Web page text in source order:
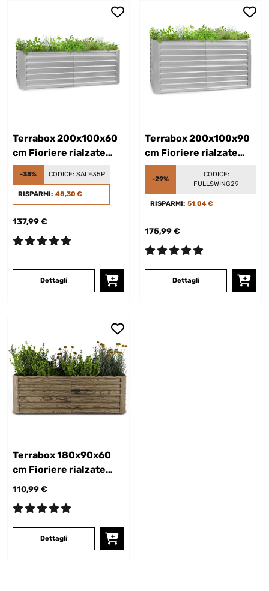
Terrabox 200x100x60
cm Fioriere rialzate
Argento
-35% CODICE: SALE35P
RISPARMI: 48,30 €
137,99 €
Dettagli
Terrabox 200x100x90
cm Fioriere rialzate
Argento
-29%
CODICE:
FULLSWING29
RISPARMI: 51,04 €
175,99 €
Dettagli
Terrabox 180x90x60
cm Fioriere rialzate
Effetto legno
110,99 €
Dettagli